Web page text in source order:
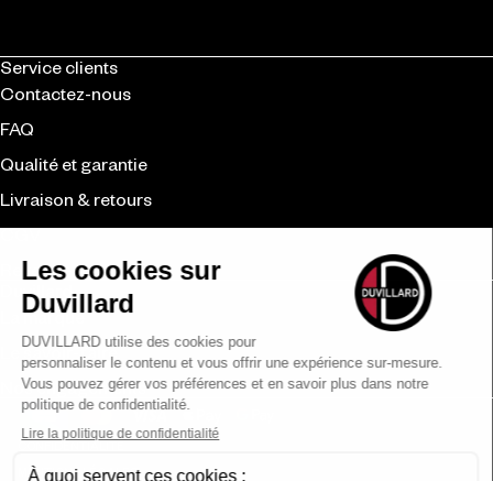
Service clients
Contactez-nous
FAQ
Qualité et garantie
Livraison & retours
CGV
Revendeurs
Duvillard
La marque
Le savoir-faire
Nos engagements
Moyens de paiement
LÉGAL
CONFIDENTIALITÉ
MENTIONS LÉGALES